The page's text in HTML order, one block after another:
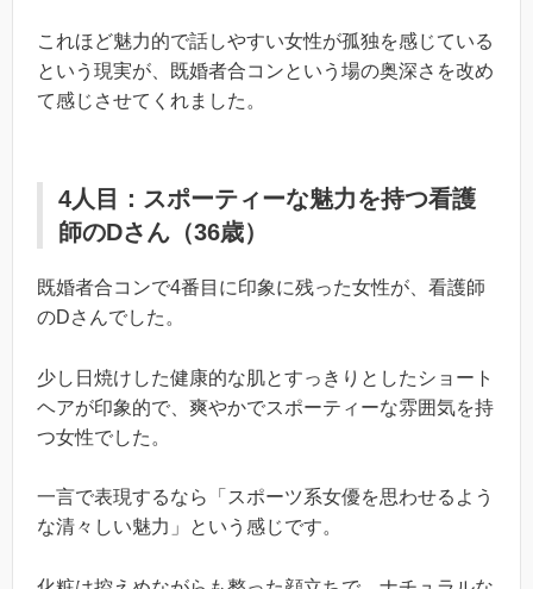
これほど魅力的で話しやすい女性が孤独を感じている
という現実が、既婚者合コンという場の奥深さを改め
て感じさせてくれました。
4人目：スポーティーな魅力を持つ看護
師のDさん（36歳）
既婚者合コンで4番目に印象に残った女性が、看護師
のDさんでした。
少し日焼けした健康的な肌とすっきりとしたショート
ヘアが印象的で、爽やかでスポーティーな雰囲気を持
つ女性でした。
一言で表現するなら「スポーツ系女優を思わせるよう
な清々しい魅力」という感じです。